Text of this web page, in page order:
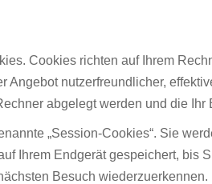
Cookies richten auf Ihrem
nutzerfreundlicher,
abgelegt werden und die Ihr
„Session-Cookies“. Sie
Ihrem Endgerät gespeichert, bis
Besuch wiederzuerkennen.